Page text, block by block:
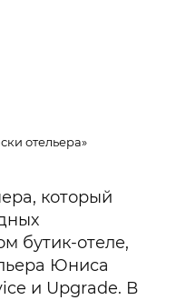
отельера»
который
бутик-отеле,
Юниса
и Upgrade. В